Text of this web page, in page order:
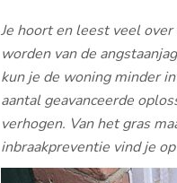
Je hoort en leest veel
worden van de
kun je de woning minder
aantal geavanceerde
verhogen. Van het gras
inbraakpreventie vind je